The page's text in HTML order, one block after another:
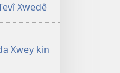
Xwedê
Xwey kin